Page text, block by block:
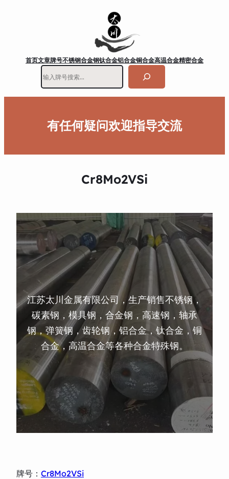
首页文章牌号不锈钢合金钢钛合金铝合金铜合金高温合金精密合金
有任何疑问欢迎指导交流
Cr8Mo2VSi
江苏太川金属有限公司，生产销售不锈钢，
碳素钢，模具钢，合金钢，高速钢，轴承
钢，弹簧钢，齿轮钢，铝合金，钛合金，铜
合金，高温合金等各种合金特殊钢。
牌号： Cr8Mo2VSi